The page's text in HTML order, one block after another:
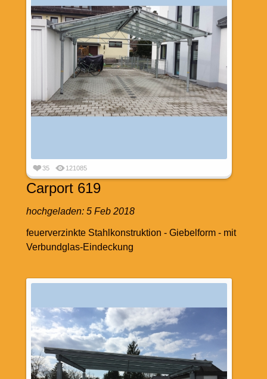
35 121085
Carport 619
hochgeladen: 5 Feb 2018
feuerverzinkte Stahlkonstruktion - Giebelform - mit
Verbundglas-Eindeckung